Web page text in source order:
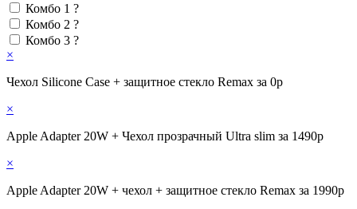
Комбо 1 ?
Комбо 2 ?
Комбо 3 ?
×
Чехол Silicone Case + защитное стекло Remax за 0р
×
Apple Adapter 20W + Чехол прозрачный Ultra slim за 1490р
×
Apple Adapter 20W + чехол + защитное стекло Remax за 1990р